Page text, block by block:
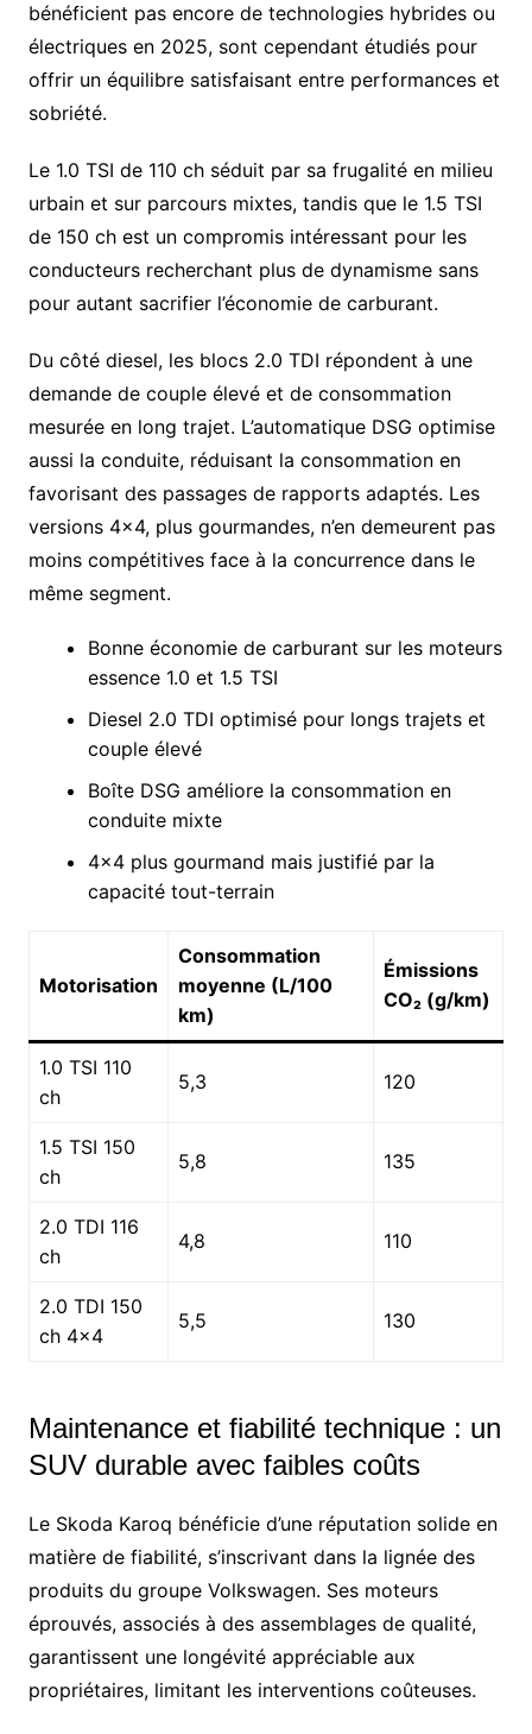
bénéficient pas encore de technologies hybrides ou
électriques en 2025, sont cependant étudiés pour
offrir un équilibre satisfaisant entre performances et
sobriété.
Le 1.0 TSI de 110 ch séduit par sa frugalité en milieu
urbain et sur parcours mixtes, tandis que le 1.5 TSI
de 150 ch est un compromis intéressant pour les
conducteurs recherchant plus de dynamisme sans
pour autant sacrifier l’économie de carburant.
Du côté diesel, les blocs 2.0 TDI répondent à une
demande de couple élevé et de consommation
mesurée en long trajet. L’automatique DSG optimise
aussi la conduite, réduisant la consommation en
favorisant des passages de rapports adaptés. Les
versions 4×4, plus gourmandes, n’en demeurent pas
moins compétitives face à la concurrence dans le
même segment.
Bonne économie de carburant sur les moteurs
essence 1.0 et 1.5 TSI
Diesel 2.0 TDI optimisé pour longs trajets et
couple élevé
Boîte DSG améliore la consommation en
conduite mixte
4×4 plus gourmand mais justifié par la
capacité tout-terrain
Motorisation
Consommation
moyenne (L/100
km)
Émissions
CO₂ (g/km)
1.0 TSI 110
ch
5,3 120
1.5 TSI 150
ch
5,8 135
2.0 TDI 116
ch
4,8 110
2.0 TDI 150
ch 4×4
5,5 130
Maintenance et fiabilité technique : un
SUV durable avec faibles coûts
Le Skoda Karoq bénéficie d’une réputation solide en
matière de fiabilité, s’inscrivant dans la lignée des
produits du groupe Volkswagen. Ses moteurs
éprouvés, associés à des assemblages de qualité,
garantissent une longévité appréciable aux
propriétaires, limitant les interventions coûteuses.